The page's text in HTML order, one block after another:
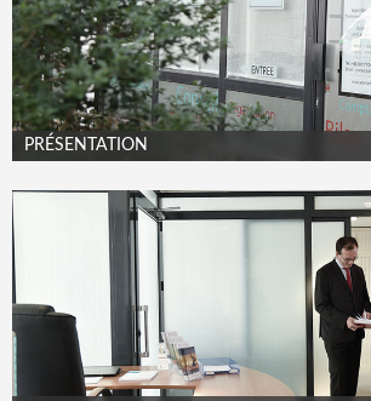
PRÉSENTATION